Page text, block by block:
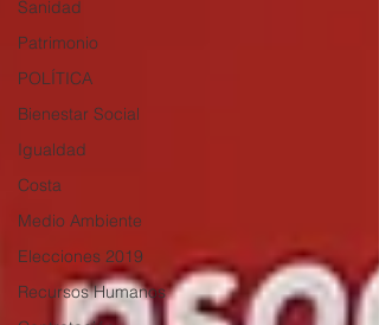
Sanidad
Patrimonio
POLÍTICA
Bienestar Social
Igualdad
Costa
Medio Ambiente
Elecciones 2019
Recursos Humanos